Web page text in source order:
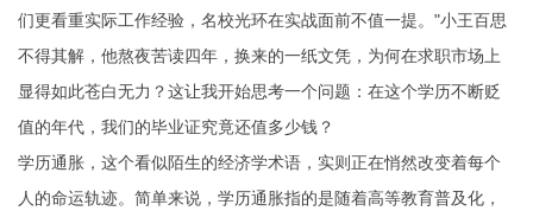
们更看重实际工作经验，名校光环在实战面前不值一提。"小王百思
不得其解，他熬夜苦读四年，换来的一纸文凭，为何在求职市场上
显得如此苍白无力？这让我开始思考一个问题：在这个学历不断贬
值的年代，我们的毕业证究竟还值多少钱？
学历通胀，这个看似陌生的经济学术语，实则正在悄然改变着每个
人的命运轨迹。简单来说，学历通胀指的是随着高等教育普及化，